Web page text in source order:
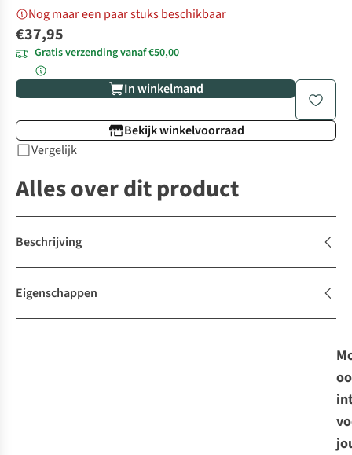
Nog maar een paar stuks beschikbaar
€37,95
Gratis verzending vanaf €50,00
In winkelmand
Bekijk winkelvoorraad
Vergelijk
Alles over dit product
Beschrijving
Eigenschappen